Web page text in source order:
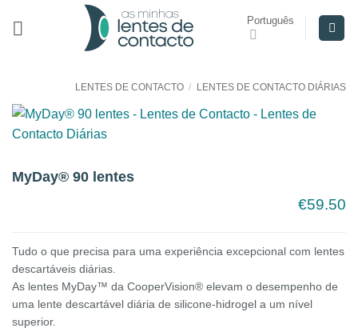
Português
LENTES DE CONTACTO / LENTES DE CONTACTO DIÁRIAS
MyDay® 90 lentes
€59.50
Tudo o que precisa para uma experiência excepcional com lentes
descartáveis diárias.
As lentes MyDay™ da CooperVision® elevam o desempenho de
uma lente descartável diária de silicone-hidrogel a um nível
superior.